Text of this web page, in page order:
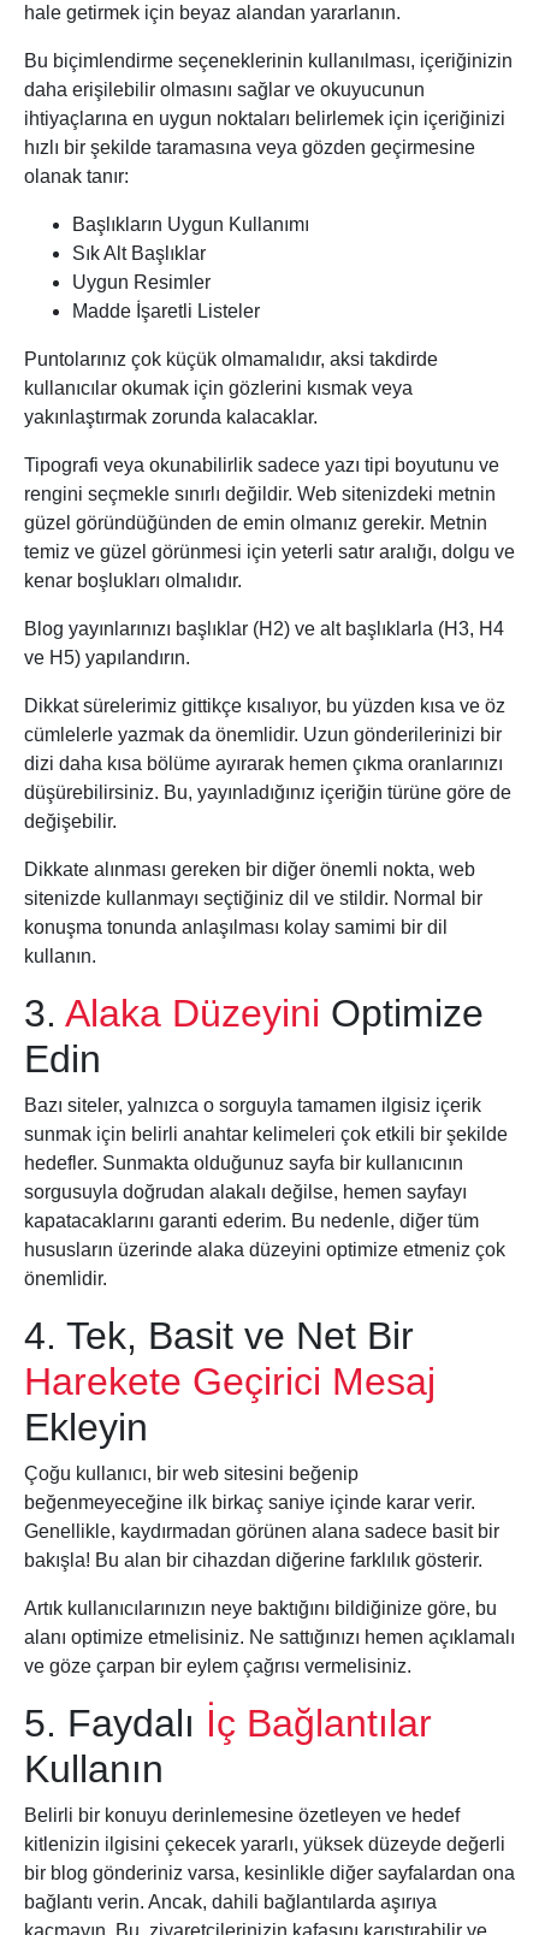
hale getirmek için beyaz alandan yararlanın.
Bu biçimlendirme seçeneklerinin kullanılması, içeriğinizin
daha erişilebilir olmasını sağlar ve okuyucunun
ihtiyaçlarına en uygun noktaları belirlemek için içeriğinizi
hızlı bir şekilde taramasına veya gözden geçirmesine
olanak tanır:
Başlıkların Uygun Kullanımı
Sık Alt Başlıklar
Uygun Resimler
Madde İşaretli Listeler
Puntolarınız çok küçük olmamalıdır, aksi takdirde
kullanıcılar okumak için gözlerini kısmak veya
yakınlaştırmak zorunda kalacaklar.
Tipografi veya okunabilirlik sadece yazı tipi boyutunu ve
rengini seçmekle sınırlı değildir. Web sitenizdeki metnin
güzel göründüğünden de emin olmanız gerekir. Metnin
temiz ve güzel görünmesi için yeterli satır aralığı, dolgu ve
kenar boşlukları olmalıdır.
Blog yayınlarınızı başlıklar (H2) ve alt başlıklarla (H3, H4
ve H5) yapılandırın.
Dikkat sürelerimiz gittikçe kısalıyor, bu yüzden kısa ve öz
cümlelerle yazmak da önemlidir. Uzun gönderilerinizi bir
dizi daha kısa bölüme ayırarak hemen çıkma oranlarınızı
düşürebilirsiniz. Bu, yayınladığınız içeriğin türüne göre de
değişebilir.
Dikkate alınması gereken bir diğer önemli nokta, web
sitenizde kullanmayı seçtiğiniz dil ve stildir. Normal bir
konuşma tonunda anlaşılması kolay samimi bir dil
kullanın.
3. Alaka Düzeyini Optimize
Edin
Bazı siteler, yalnızca o sorguyla tamamen ilgisiz içerik
sunmak için belirli anahtar kelimeleri çok etkili bir şekilde
hedefler. Sunmakta olduğunuz sayfa bir kullanıcının
sorgusuyla doğrudan alakalı değilse, hemen sayfayı
kapatacaklarını garanti ederim. Bu nedenle, diğer tüm
hususların üzerinde alaka düzeyini optimize etmeniz çok
önemlidir.
4. Tek, Basit ve Net Bir
Harekete Geçirici Mesaj
Ekleyin
Çoğu kullanıcı, bir web sitesini beğenip
beğenmeyeceğine ilk birkaç saniye içinde karar verir.
Genellikle, kaydırmadan görünen alana sadece basit bir
bakışla! Bu alan bir cihazdan diğerine farklılık gösterir.
Artık kullanıcılarınızın neye baktığını bildiğinize göre, bu
alanı optimize etmelisiniz. Ne sattığınızı hemen açıklamalı
ve göze çarpan bir eylem çağrısı vermelisiniz.
5. Faydalı İç Bağlantılar
Kullanın
Belirli bir konuyu derinlemesine özetleyen ve hedef
kitlenizin ilgisini çekecek yararlı, yüksek düzeyde değerli
bir blog gönderiniz varsa, kesinlikle diğer sayfalardan ona
bağlantı verin. Ancak, dahili bağlantılarda aşırıya
kaçmayın. Bu, ziyaretçilerinizin kafasını karıştırabilir ve